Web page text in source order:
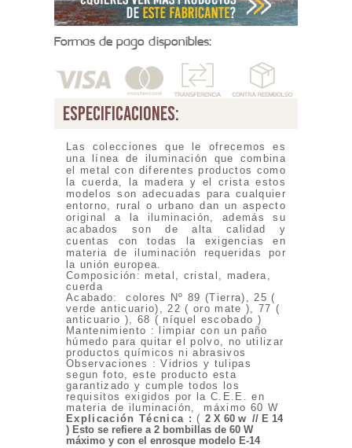
Formas de pago disponibles:
especificaciones:
Las colecciones que le ofrecemos es
una línea de iluminación que combina
el metal con diferentes productos como
la cuerda, la madera y el crista estos
modelos son adecuadas para cualquier
entorno, rural o urbano dan un aspecto
original a la iluminación, además su
acabados son de alta calidad y
cuentas con todas la exigencias en
materia de iluminación requeridas por
la unión europea.
Composición: metal, cristal, madera,
cuerda
Acabado: colores Nº 89 (Tierra), 25 (
verde anticuario), 22 ( oro mate ), 77 (
anticuario ), 68 ( níquel escobado )
Mantenimiento : limpiar con un paño
húmedo para quitar el polvo, no utilizar
productos químicos ni abrasivos
Observaciones : Vidrios y tulipas
segun foto, este producto esta
garantizado y cumple todos los
requisitos exigidos por la C.E.E. en
materia de iluminación, máximo 60 W
Explicación Técnica :(2 X 60 w // E 14
) Esto se refiere a 2 bombillas de 60 W
máximo y con el enrosque modelo E-14